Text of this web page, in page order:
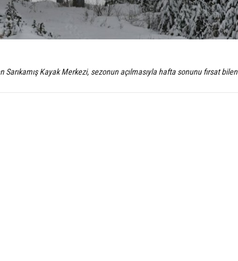
Kayak Merkezi, sezonun açılmasıyla hafta sonunu fırsat bilen